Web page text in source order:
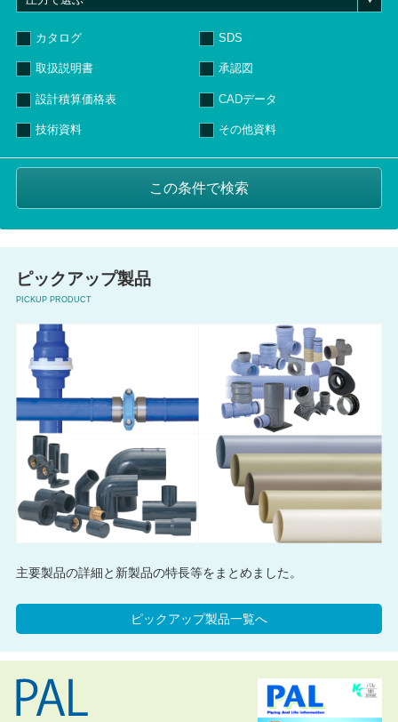
カタログ SDS
取扱説明書 承認図
設計積算価格表 CADデータ
技術資料 その他資料
ピックアップ製品
PICKUP PRODUCT
主要製品の詳細と新製品の特長等をまとめました。
ピックアップ製品一覧へ